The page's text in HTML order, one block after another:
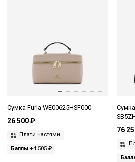
Сумка Furla WE00625HSF000
26 500 ₽
Плати частями
Баллы +4 505 ₽
76